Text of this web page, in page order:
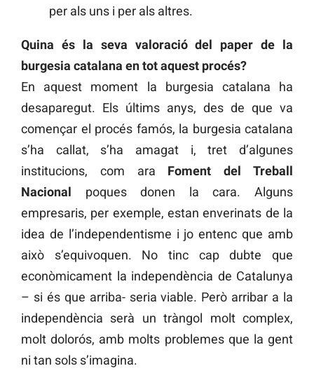
per als uns i per als altres.
Quina és la seva valoració del paper de la
burgesia catalana en tot aquest procés?
En aquest moment la burgesia catalana ha
desaparegut. Els últims anys, des de que va
començar el procés famós, la burgesia catalana
s’ha callat, s’ha amagat i, tret d’algunes
institucions, com ara Foment del Treball
Nacional poques donen la cara. Alguns
empresaris, per exemple, estan enverinats de la
idea de l’independentisme i jo entenc que amb
això s’equivoquen. No tinc cap dubte que
econòmicament la independència de Catalunya
– si és que arriba- seria viable. Però arribar a la
independència serà un tràngol molt complex,
molt dolorós, amb molts problemes que la gent
ni tan sols s’imagina.